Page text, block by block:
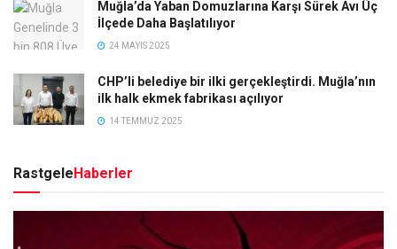
Muğla’da Yaban Domuzlarına Karşı Sürek Avı Üç
İlçede Daha Başlatılıyor
24 MAYIS 2025
CHP’li belediye bir ilki gerçekleştirdi. Muğla’nın
ilk halk ekmek fabrikası açılıyor
14 TEMMUZ 2025
Rastgele Haberler